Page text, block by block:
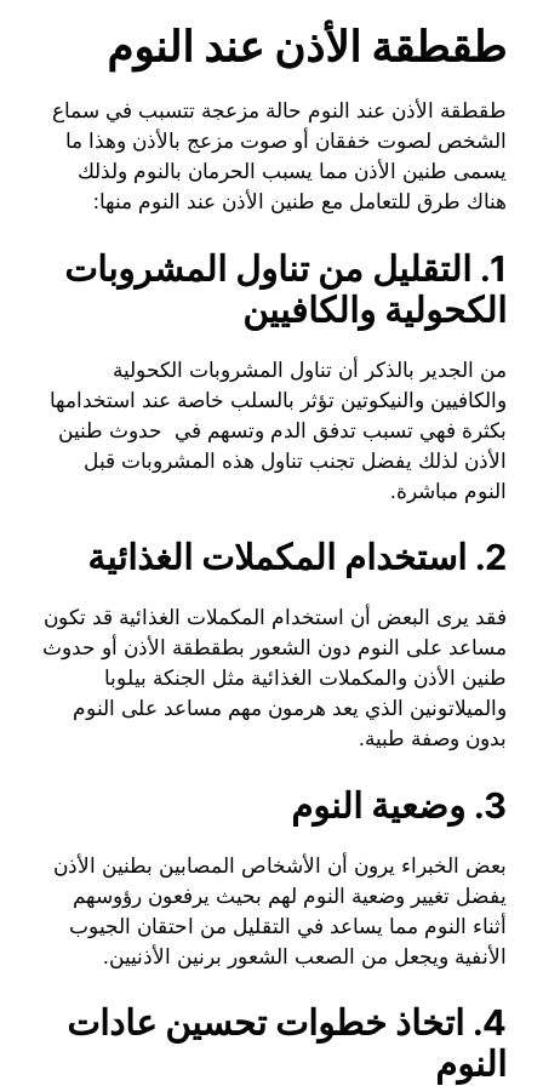
طقطقة الأذن عند النوم
طقطقة الأذن عند النوم حالة مزعجة تتسبب في سماع
الشخص لصوت خفقان أو صوت مزعج بالأذن وهذا ما
يسمى طنين الأذن مما يسبب الحرمان بالنوم ولذلك
هناك طرق للتعامل مع طنين الأذن عند النوم منها:
1. التقليل من تناول المشروبات
الكحولية والكافيين
من الجدير بالذكر أن تناول المشروبات الكحولية
والكافيين والنيكوتين تؤثر بالسلب خاصة عند استخدامها
بكثرة فهي تسبب تدفق الدم وتسهم في حدوث طنين
الأذن لذلك يفضل تجنب تناول هذه المشروبات قبل
النوم مباشرة.
2. استخدام المكملات الغذائية
فقد يرى البعض أن استخدام المكملات الغذائية قد تكون
مساعد على النوم دون الشعور بطقطقة الأذن أو حدوث
طنين الأذن والمكملات الغذائية مثل الجنكة بيلوبا
والميلاتونين الذي يعد هرمون مهم مساعد على النوم
بدون وصفة طبية.
3. وضعية النوم
بعض الخبراء يرون أن الأشخاص المصابين بطنين الأذن
يفضل تغيير وضعية النوم لهم بحيث يرفعون رؤوسهم
أثناء النوم مما يساعد في التقليل من احتقان الجيوب
الأنفية ويجعل من الصعب الشعور برنين الأذنيين.
4. اتخاذ خطوات تحسين عادات
النوم